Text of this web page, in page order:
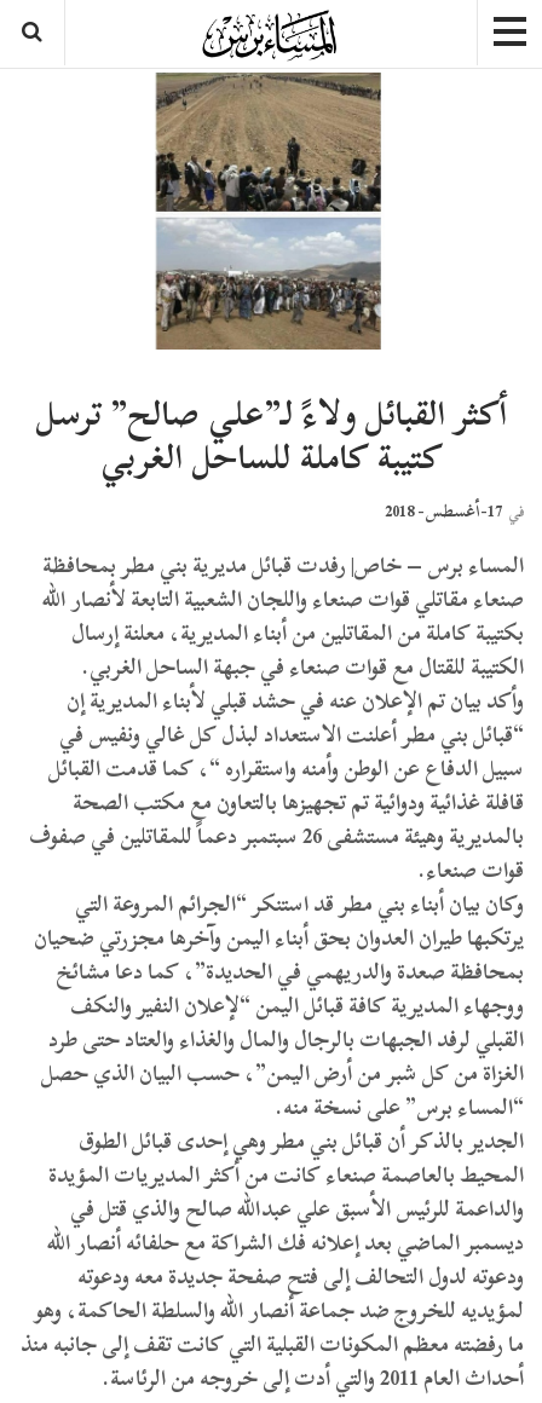
أكثر القبائل ولاءً لـ”علي صالح” ترسل
كتيبة كاملة للساحل الغربي
في 17-أغسطس- 2018
المساء برس – خاص| رفدت قبائل مديرية بني مطر بمحافظة
صنعاء مقاتلي قوات صنعاء واللجان الشعبية التابعة لأنصار الله
بكتيبة كاملة من المقاتلين من أبناء المديرية، معلنة إرسال
الكتيبة للقتال مع قوات صنعاء في جبهة الساحل الغربي.
وأكد بيان تم الإعلان عنه في حشد قبلي لأبناء المديرية إن
“قبائل بني مطر أعلنت الاستعداد لبذل كل غالي ونفيس في
سبيل الدفاع عن الوطن وأمنه واستقراره “، كما قدمت القبائل
قافلة غذائية ودوائية تم تجهيزها بالتعاون مع مكتب الصحة
بالمديرية وهيئة مستشفى 26 سبتمبر دعماً للمقاتلين في صفوف
قوات صنعاء.
وكان بيان أبناء بني مطر قد استنكر “الجرائم المروعة التي
يرتكبها طيران العدوان بحق أبناء اليمن وآخرها مجزرتي ضحيان
بمحافظة صعدة والدريهمي في الحديدة”، كما دعا مشائخ
ووجهاء المديرية كافة قبائل اليمن “لإعلان النفير والنكف
القبلي لرفد الجبهات بالرجال والمال والغذاء والعتاد حتى طرد
الغزاة من كل شبر من أرض اليمن”، حسب البيان الذي حصل
“المساء برس” على نسخة منه.
الجدير بالذكر أن قبائل بني مطر وهي إحدى قبائل الطوق
المحيط بالعاصمة صنعاء كانت من أكثر المديريات المؤيدة
والداعمة للرئيس الأسبق علي عبدالله صالح والذي قتل في
ديسمبر الماضي بعد إعلانه فك الشراكة مع حلفائه أنصار الله
ودعوته لدول التحالف إلى فتح صفحة جديدة معه ودعوته
لمؤيديه للخروج ضد جماعة أنصار الله والسلطة الحاكمة، وهو
ما رفضته معظم المكونات القبلية التي كانت تقف إلى جانبه منذ
أحداث العام 2011 والتي أدت إلى خروجه من الرئاسة.